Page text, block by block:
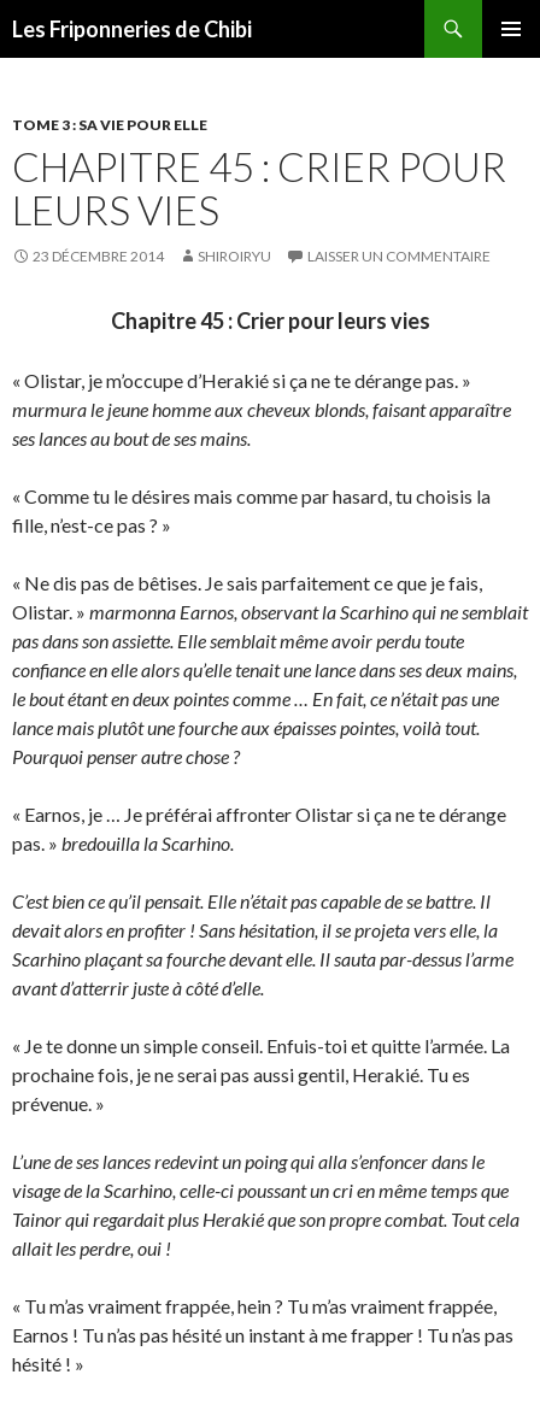
Les Friponneries de Chibi
TOME 3 : SA VIE POUR ELLE
CHAPITRE 45 : CRIER POUR
LEURS VIES
23 DÉCEMBRE 2014 SHIROIRYU LAISSER UN COMMENTAIRE
Chapitre 45 : Crier pour leurs vies
« Olistar, je m’occupe d’Herakié si ça ne te dérange pas. »
murmura le jeune homme aux cheveux blonds, faisant apparaître
ses lances au bout de ses mains.
« Comme tu le désires mais comme par hasard, tu choisis la
fille, n’est-ce pas ? »
« Ne dis pas de bêtises. Je sais parfaitement ce que je fais,
Olistar. » marmonna Earnos, observant la Scarhino qui ne semblait
pas dans son assiette. Elle semblait même avoir perdu toute
confiance en elle alors qu’elle tenait une lance dans ses deux mains,
le bout étant en deux pointes comme … En fait, ce n’était pas une
lance mais plutôt une fourche aux épaisses pointes, voilà tout.
Pourquoi penser autre chose ?
« Earnos, je … Je préférai affronter Olistar si ça ne te dérange
pas. » bredouilla la Scarhino.
C’est bien ce qu’il pensait. Elle n’était pas capable de se battre. Il
devait alors en profiter ! Sans hésitation, il se projeta vers elle, la
Scarhino plaçant sa fourche devant elle. Il sauta par-dessus l’arme
avant d’atterrir juste à côté d’elle.
« Je te donne un simple conseil. Enfuis-toi et quitte l’armée. La
prochaine fois, je ne serai pas aussi gentil, Herakié. Tu es
prévenue. »
L’une de ses lances redevint un poing qui alla s’enfoncer dans le
visage de la Scarhino, celle-ci poussant un cri en même temps que
Tainor qui regardait plus Herakié que son propre combat. Tout cela
allait les perdre, oui !
« Tu m’as vraiment frappée, hein ? Tu m’as vraiment frappée,
Earnos ! Tu n’as pas hésité un instant à me frapper ! Tu n’as pas
hésité ! »